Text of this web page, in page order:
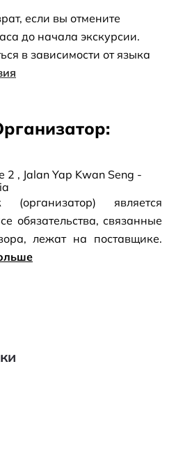
если вы отмените
до начала экскурсии.
в зависимости от языка
, Jalan Yap Kwan Seng -
является
обязательства, связанные
лежат на поставщике.